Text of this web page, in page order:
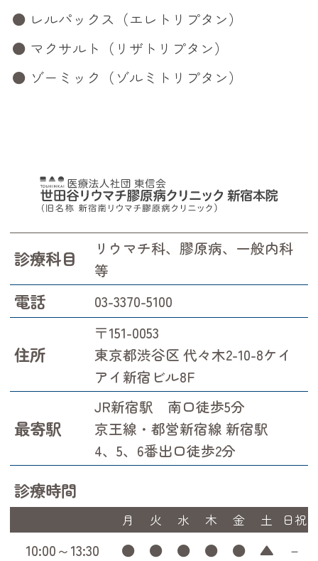
レルパックス（エレトリプタン）
マクサルト（リザトリプタン）
ゾーミック（ゾルミトリプタン）
診療科目
リウマチ科、膠原病、一般内科
等
電話 03-3370-5100
住所
〒151-0053
東京都渋谷区 代々木2-10-8ケイ
アイ新宿ビル8F
最寄駅
JR新宿駅 南口徒歩5分
京王線・都営新宿線 新宿駅
4、5、6番出口徒歩2分
診療時間
月 火 水 木 金 土 日祝
10:00～13:30 ● ● ● ● ● ▲
－